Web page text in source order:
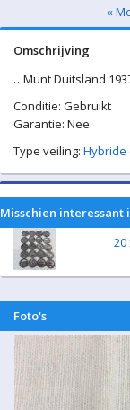
«
Omschrijving
…Munt Duitsland
Conditie: Gebruikt
Garantie: Nee
Type veiling: Hybride
Misschien interessant
Foto's